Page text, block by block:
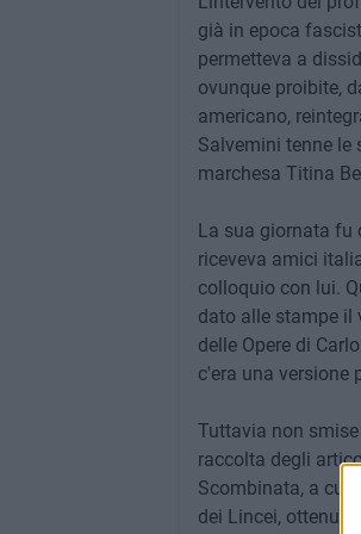
già in epoca
permetteva a
ovunque proibite,
americano,
Salvemini tenne le
marchesa Titina
La sua giornata fu
riceveva amici
colloquio con lui.
dato alle stampe il
delle Opere di
c'era una versione
Tuttavia non
raccolta degli
Scombinata, a
dei Lincei,